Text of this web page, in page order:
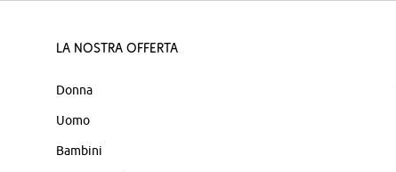
La nostra offerta
Donna
Uomo
Bambini